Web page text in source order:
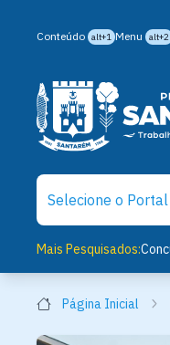
Conteúdo alt+1 Menu alt+2
Mais Pesquisados:
Página Inicial